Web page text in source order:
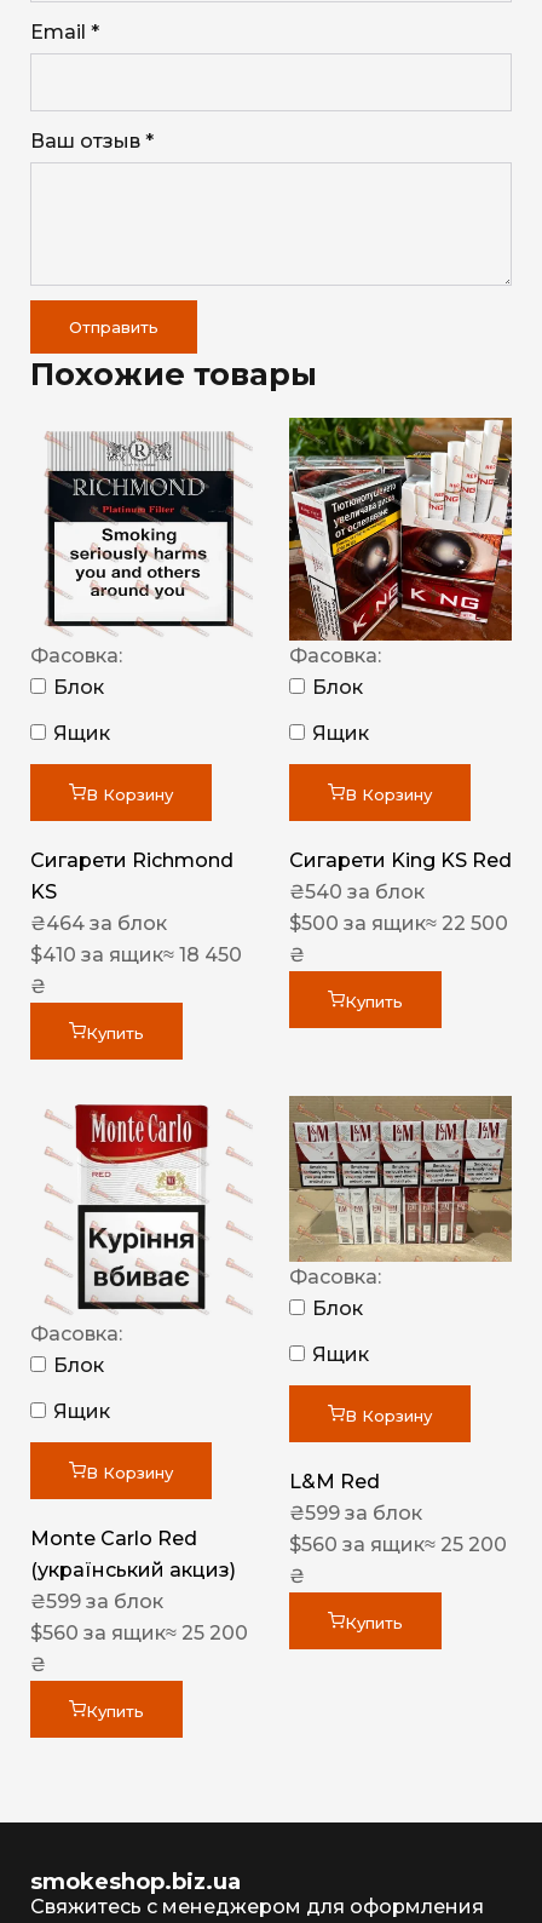
Email *
Ваш отзыв *
Отправить
Похожие товары
Фасовка:
Блок
Ящик
В Корзину
Сигарети Richmond
KS
₴464 за блок
$410 за ящик≈ 18 450
₴
Купить
Фасовка:
Блок
Ящик
В Корзину
Сигарети King KS Red
₴540 за блок
$500 за ящик≈ 22 500
₴
Купить
Фасовка:
Блок
Ящик
В Корзину
Monte Carlo Red
(український акциз)
₴599 за блок
$560 за ящик≈ 25 200
₴
Купить
Фасовка:
Блок
Ящик
В Корзину
L&M Red
₴599 за блок
$560 за ящик≈ 25 200
₴
Купить
smokeshop.biz.ua
Свяжитесь с менеджером для оформления